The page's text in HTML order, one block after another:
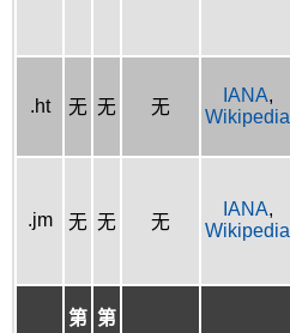
.ht 无 无 无
IANA,
Wikipedia
.jm 无 无 无
IANA,
Wikipedia
第 第